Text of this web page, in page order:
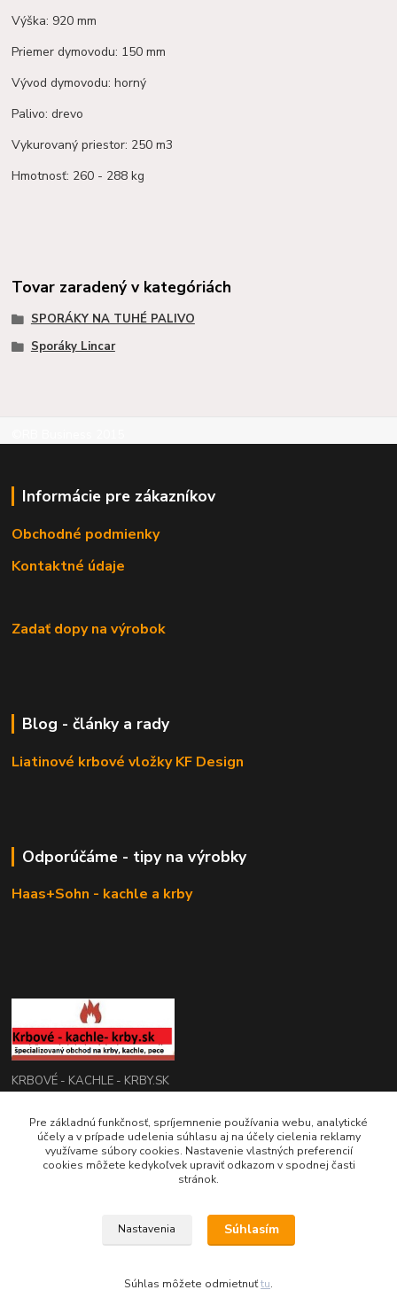
Výška: 920 mm
Priemer dymovodu: 150 mm
Vývod dymovodu: horný
Palivo: drevo
Vykurovaný priestor: 250 m3
Hmotnosť: 260 - 288 kg
Tovar zaradený v kategóriách
SPORÁKY NA TUHÉ PALIVO
Sporáky Lincar
Informácie pre zákazníkov
Obchodné podmienky
Kontaktné údaje
Zadať dopy na výrobok
Blog - články a rady
Liatinové krbové vložky KF Design
Odporúčáme - tipy na výrobky
Haas+Sohn - kachle a krby
KRBOVÉ - KACHLE - KRBY.SK
0949 476 255
08:00 - 17.00
2022 RB Business Slovakia, s. r. o.
Pre základnú funkčnosť, spríjemnenie používania webu, analytické
účely a v prípade udelenia súhlasu aj na účely cielenia reklamy
využívame súbory cookies. Nastavenie vlastných preferencií
cookies môžete kedykoľvek upraviť odkazom v spodnej časti
stránok.
Nastavenia Súhlasím
Súhlas môžete odmietnuťtu.